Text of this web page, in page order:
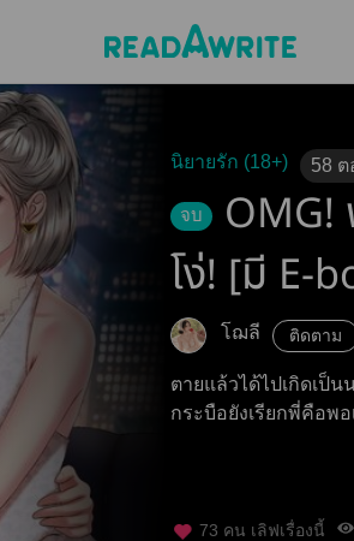
นิยายรัก (18+) 58 ต
จบ
โง่! [มี E-
โฌลี ติดตาม
ตายแล้วได้ไปเกิดเป็
กระบือยังเรียกพี่คือพอ
73 คน เลิฟเรื่องนี้